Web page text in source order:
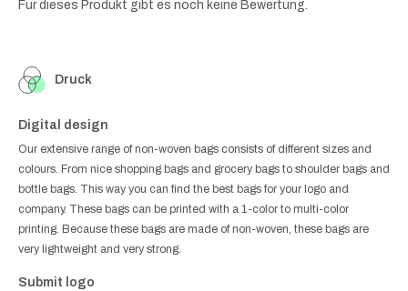
Für dieses Produkt gibt es noch keine Bewertung.
Druck
Digital design
Our extensive range of non-woven bags consists of different sizes and
colours. From nice shopping bags and grocery bags to shoulder bags and
bottle bags. This way you can find the best bags for your logo and
company. These bags can be printed with a 1-color to multi-color
printing. Because these bags are made of non-woven, these bags are
very lightweight and very strong.
Submit logo